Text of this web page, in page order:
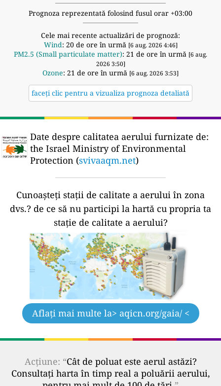
Prognoza reprezentată folosind fusul orar +03:00
Cele mai recente actualizări de prognoză:
Wind: 20 de ore în urmă [6 aug. 2026 4:46]
PM2.5 (Small particulate matter): 21 de ore în urmă [6 aug.
2026 3:50]
Ozone: 21 de ore în urmă [6 aug. 2026 3:53]
faceți clic pentru a vizualiza prognoza detaliată
Date despre calitatea aerului furnizate de:
the Israel Ministry of Environmental
Protection (svivaaqm.net)
Cunoașteți stații de calitate a aerului în zona
dvs.? de ce să nu participi la hartă cu propria ta
stație de calitate a aerului?
Aflați mai multe la> aqicn.org/gaia/ <
Acțiune: “Cât de poluat este aerul astăzi?
Consultați harta în timp real a poluării aerului,